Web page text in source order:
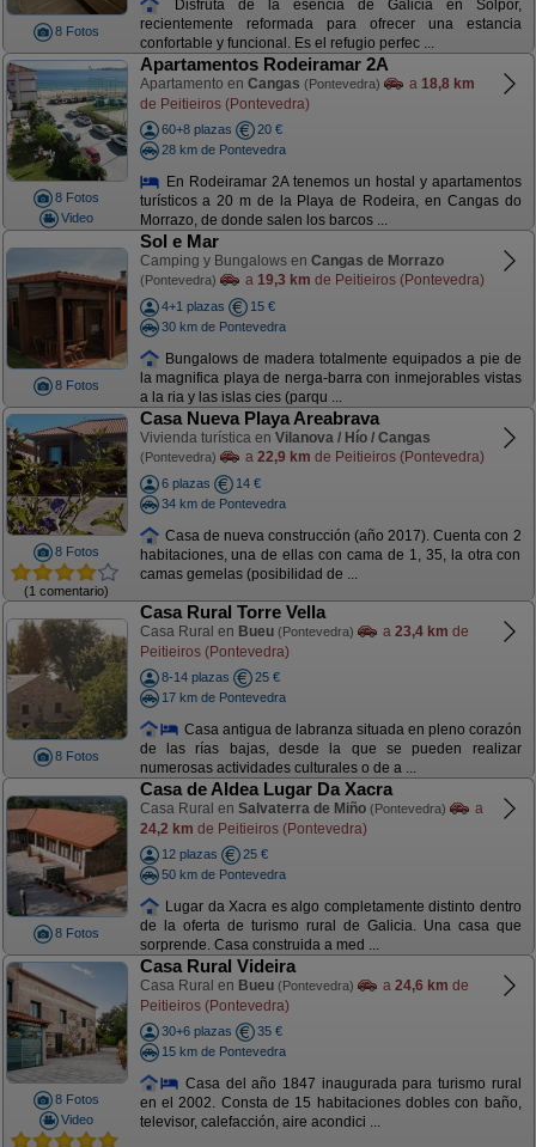
8 Fotos
Disfruta de la esencia de Galicia en Solpor,
recientemente reformada para ofrecer una estancia
confortable y funcional. Es el refugio perfec ...
8 Fotos
Video
Apartamentos Rodeiramar 2A
Apartamento en Cangas (Pontevedra) a 18,8 km
de Peitieiros (Pontevedra)
60+8 plazas
20 €
28 km de Pontevedra
En Rodeiramar 2A tenemos un hostal y apartamentos
turísticos a 20 m de la Playa de Rodeira, en Cangas do
Morrazo, de donde salen los barcos ...
8 Fotos
Sol e Mar
Camping y Bungalows en Cangas de Morrazo
(Pontevedra) a 19,3 km de Peitieiros (Pontevedra)
4+1 plazas
15 €
30 km de Pontevedra
Bungalows de madera totalmente equipados a pie de
la magnifica playa de nerga-barra con inmejorables vistas
a la ria y las islas cies (parqu ...
8 Fotos
(1 comentario)
Casa Nueva Playa Areabrava
Vivienda turística en Vilanova / Hío / Cangas
(Pontevedra) a 22,9 km de Peitieiros (Pontevedra)
6 plazas
14 €
34 km de Pontevedra
Casa de nueva construcción (año 2017). Cuenta con 2
habitaciones, una de ellas con cama de 1, 35, la otra con
camas gemelas (posibilidad de ...
8 Fotos
Casa Rural Torre Vella
Casa Rural en Bueu (Pontevedra) a 23,4 km de
Peitieiros (Pontevedra)
8-14 plazas
25 €
17 km de Pontevedra
Casa antigua de labranza situada en pleno corazón
de las rías bajas, desde la que se pueden realizar
numerosas actividades culturales o de a ...
8 Fotos
Casa de Aldea Lugar Da Xacra
Casa Rural en Salvaterra de Miño (Pontevedra)
a
24,2 km de Peitieiros (Pontevedra)
12 plazas
25 €
50 km de Pontevedra
Lugar da Xacra es algo completamente distinto dentro
de la oferta de turismo rural de Galicia. Una casa que
sorprende. Casa construida a med ...
8 Fotos
Video
Casa Rural Videira
Casa Rural en Bueu (Pontevedra) a 24,6 km de
Peitieiros (Pontevedra)
30+6 plazas
35 €
15 km de Pontevedra
Casa del año 1847 inaugurada para turismo rural
en el 2002. Consta de 15 habitaciones dobles con baño,
televisor, calefacción, aire acondici ...